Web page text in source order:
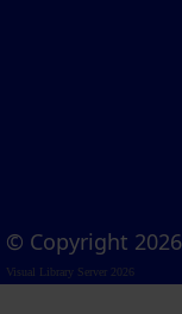
© Copyright
Visual Library Server 2026